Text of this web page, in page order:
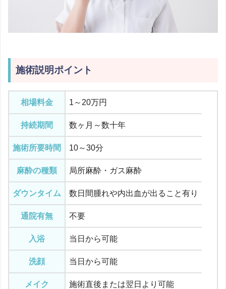
施術説明ポイント
相場料金 1～20万円
持続期間 数ヶ月～数十年
施術所要時間 10～30分
麻酔の種類 局所麻酔・ガス麻酔
ダウンタイム 数日間腫れや内出血が出ること有り
通院有無 不要
入浴 当日から可能
洗顔 当日から可能
メイク 施術直後または翌日より可能